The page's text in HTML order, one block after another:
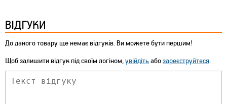
ВІДГУКИ
До даного товару ще немає відгуків. Ви можете бути першим!
Щоб залишити відгук під своїм логіном,увійдітьабозареєструйтеся.